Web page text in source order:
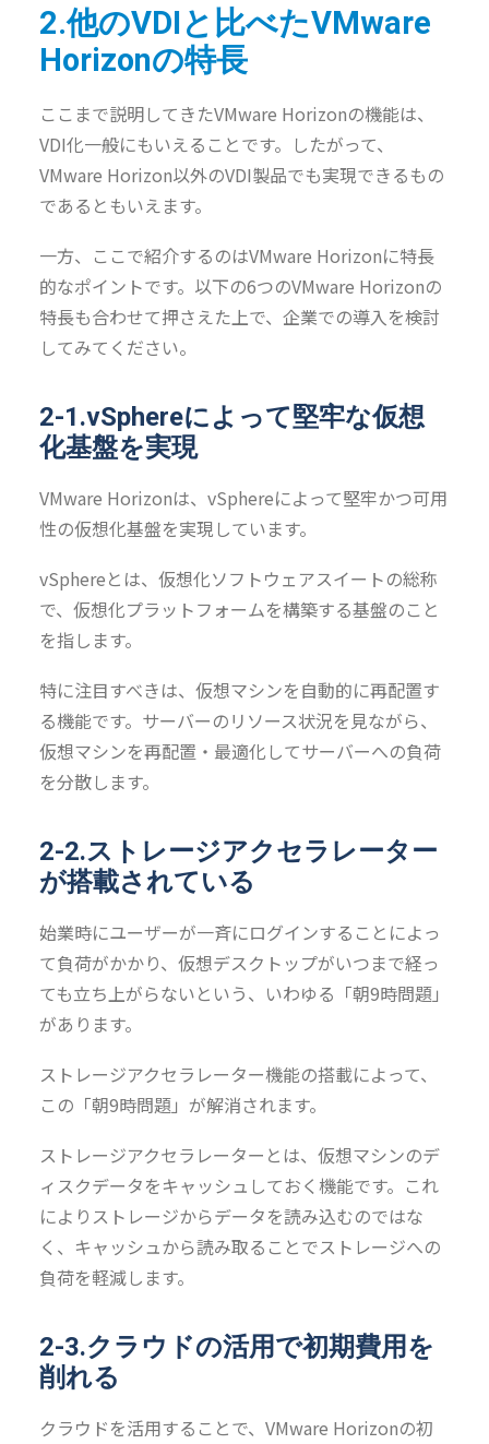
2.他のVDIと比べたVMware
Horizonの特長
ここまで説明してきたVMware Horizonの機能は、
VDI化一般にもいえることです。したがって、
VMware Horizon以外のVDI製品でも実現できるもの
であるともいえます。
一方、ここで紹介するのはVMware Horizonに特長
的なポイントです。以下の6つのVMware Horizonの
特長も合わせて押さえた上で、企業での導入を検討
してみてください。
2-1.vSphereによって堅牢な仮想
化基盤を実現
VMware Horizonは、vSphereによって堅牢かつ可用
性の仮想化基盤を実現しています。
vSphereとは、仮想化ソフトウェアスイートの総称
で、仮想化プラットフォームを構築する基盤のこと
を指します。
特に注目すべきは、仮想マシンを自動的に再配置す
る機能です。サーバーのリソース状況を見ながら、
仮想マシンを再配置・最適化してサーバーへの負荷
を分散します。
2-2.ストレージアクセラレーター
が搭載されている
始業時にユーザーが一斉にログインすることによっ
て負荷がかかり、仮想デスクトップがいつまで経っ
ても立ち上がらないという、いわゆる「朝9時問題」
があります。
ストレージアクセラレーター機能の搭載によって、
この「朝9時問題」が解消されます。
ストレージアクセラレーターとは、仮想マシンのデ
ィスクデータをキャッシュしておく機能です。これ
によりストレージからデータを読み込むのではな
く、キャッシュから読み取ることでストレージへの
負荷を軽減します。
2-3.クラウドの活用で初期費用を
削れる
クラウドを活用することで、VMware Horizonの初